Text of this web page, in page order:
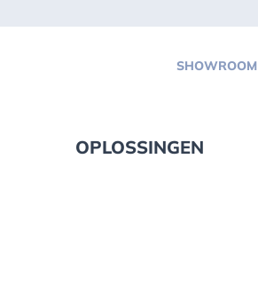
SHOWROOM
OPLOSSINGEN